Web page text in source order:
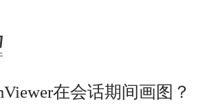
在会话期间画图？